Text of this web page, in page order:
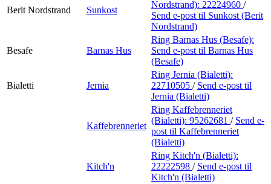
Berit Nordstrand Sunkost
Nordstrand): 22224960 /
Send e-post til Sunkost (Berit
Nordstrand)
Besafe Barnas Hus
Ring Barnas Hus (Besafe):
Send e-post til Barnas Hus
(Besafe)
Bialetti Jernia
Ring Jernia (Bialetti):
22710505 / Send e-post til
Jernia (Bialetti)
Kaffebrenneriet
Ring Kaffebrenneriet
(Bialetti): 95262681 / Send e-
post til Kaffebrenneriet
(Bialetti)
Kitch'n
Ring Kitch'n (Bialetti):
22222598 / Send e-post til
Kitch'n (Bialetti)